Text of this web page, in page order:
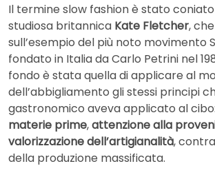
Il termine slow fashion è stato
studiosa britannica Kate Fletcher,
sull’esempio del più noto movimento
fondato in Italia da Carlo Petrini nel
fondo è stata quella di applicare al
dell’abbigliamento gli stessi principi
gastronomico aveva applicato al cibo:
materie prime,attenzione alla
valorizzazione dell’artigianalità,
della produzione massificata.